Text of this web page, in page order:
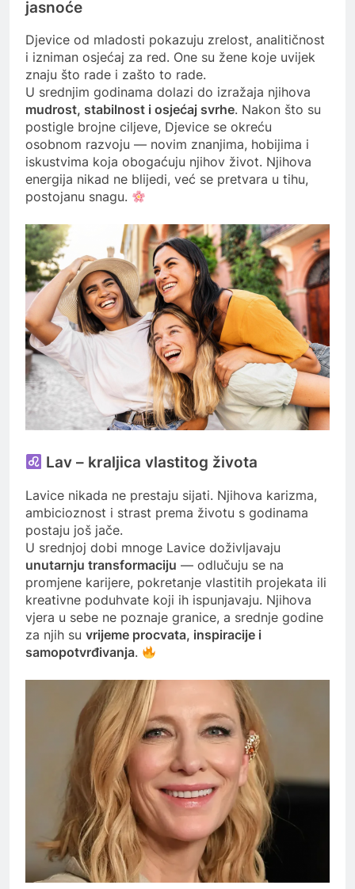
jasnoće
Djevice od mladosti pokazuju zrelost, analitičnost
i izniman osjećaj za red. One su žene koje uvijek
znaju što rade i zašto to rade.
U srednjim godinama dolazi do izražaja njihova
mudrost, stabilnost i osjećaj svrhe. Nakon što su
postigle brojne ciljeve, Djevice se okreću
osobnom razvoju — novim znanjima, hobijima i
iskustvima koja obogaćuju njihov život. Njihova
energija nikad ne blijedi, već se pretvara u tihu,
postojanu snagu.
Lav – kraljica vlastitog života
Lavice nikada ne prestaju sijati. Njihova karizma,
ambicioznost i strast prema životu s godinama
postaju još jače.
U srednjoj dobi mnoge Lavice doživljavaju
unutarnju transformaciju — odlučuju se na
promjene karijere, pokretanje vlastitih projekata ili
kreativne poduhvate koji ih ispunjavaju. Njihova
vjera u sebe ne poznaje granice, a srednje godine
za njih su vrijeme procvata, inspiracije i
samopotvrđivanja.